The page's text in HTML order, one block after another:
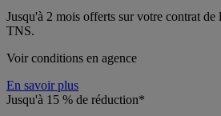
Jusqu'à 2 mois offerts sur votre contrat de
TNS.
Voir conditions en agence
En savoir plus
Jusqu'à 15 % de réduction*